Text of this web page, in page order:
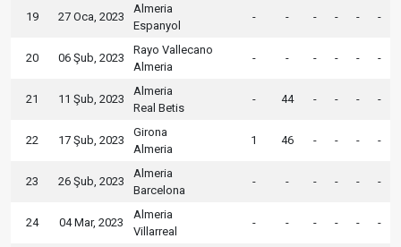
19 27 Oca, 2023
Almeria
Espanyol
- - - - - -
20 06 Şub, 2023
Rayo Vallecano
Almeria
- - - - - -
21 11 Şub, 2023
Almeria
Real Betis
- 44 - - - -
22 17 Şub, 2023
Girona
Almeria
1 46 - - - -
23 26 Şub, 2023
Almeria
Barcelona
- - - - - -
24 04 Mar, 2023
Almeria
Villarreal
- - - - - -